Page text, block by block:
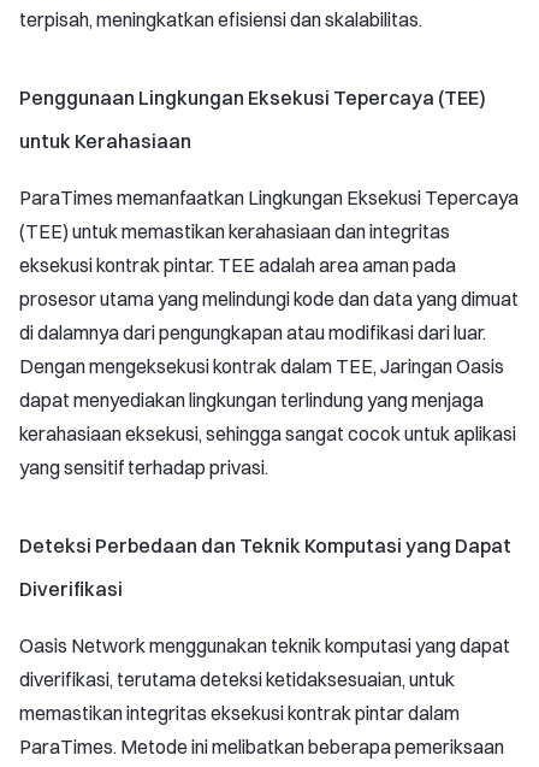
terpisah, meningkatkan efisiensi dan skalabilitas.
Penggunaan Lingkungan Eksekusi Tepercaya (TEE)
untuk Kerahasiaan
ParaTimes memanfaatkan Lingkungan Eksekusi Tepercaya
(TEE) untuk memastikan kerahasiaan dan integritas
eksekusi kontrak pintar. TEE adalah area aman pada
prosesor utama yang melindungi kode dan data yang dimuat
di dalamnya dari pengungkapan atau modifikasi dari luar.
Dengan mengeksekusi kontrak dalam TEE, Jaringan Oasis
dapat menyediakan lingkungan terlindung yang menjaga
kerahasiaan eksekusi, sehingga sangat cocok untuk aplikasi
yang sensitif terhadap privasi.
Deteksi Perbedaan dan Teknik Komputasi yang Dapat
Diverifikasi
Oasis Network menggunakan teknik komputasi yang dapat
diverifikasi, terutama deteksi ketidaksesuaian, untuk
memastikan integritas eksekusi kontrak pintar dalam
ParaTimes. Metode ini melibatkan beberapa pemeriksaan